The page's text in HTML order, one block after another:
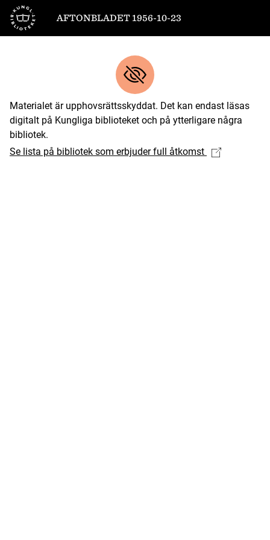
Till startsidan
AFTONBLADET 1956-10-23
Materialet är upphovsrättsskyddat. Det kan endast läsas
digitalt på Kungliga biblioteket och på ytterligare några
bibliotek.
Se lista på bibliotek som erbjuder full åtkomst